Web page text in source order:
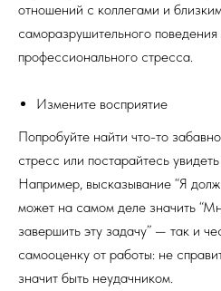
отношений с коллегами и
саморазрушительного
профессионального стресса.
Измените восприятие
Попробуйте найти что-то
стресс или постарайтесь
Например, высказывание “Я
может на самом деле значить
завершить эту задачу” — так и
самооценку от работы: не
значит быть неудачником.